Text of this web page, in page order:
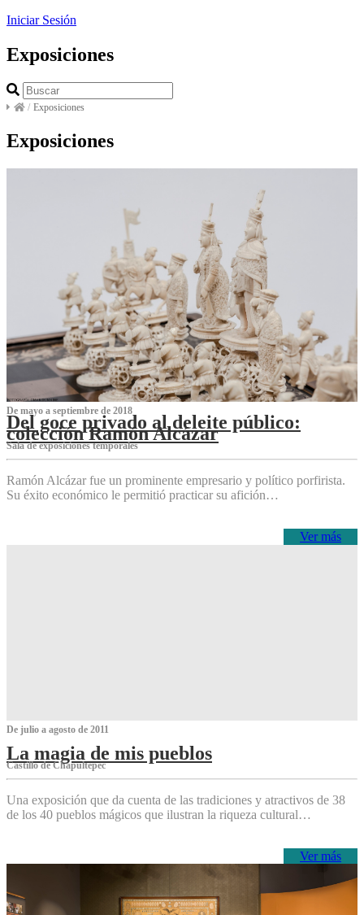
Iniciar Sesión
Exposiciones
/ Exposiciones
Exposiciones
De mayo a septiembre de 2018
Del goce privado al deleite público:
colección Ramón Alcázar
Sala de exposiciones temporales
Ramón Alcázar fue un prominente empresario y político porfirista.
Su éxito económico le permitió practicar su afición…
Ver más
De julio a agosto de 2011
La magia de mis pueblos
Castillo de Chapultepec
Una exposición que da cuenta de las tradiciones y atractivos de 38
de los 40 pueblos mágicos que ilustran la riqueza cultural…
Ver más